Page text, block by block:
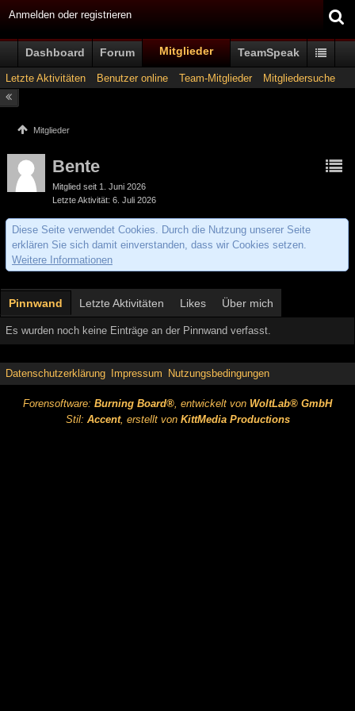
Anmelden oder registrieren
Dashboard Forum Mitglieder TeamSpeak
Letzte Aktivitäten Benutzer online Team-Mitglieder Mitgliedersuche
Mitglieder
Bente
Mitglied seit 1. Juni 2026
Letzte Aktivität 6. Juli 2026
Diese Seite verwendet Cookies. Durch die Nutzung unserer Seite
erklären Sie sich damit einverstanden, dass wir Cookies setzen.
Weitere Informationen
Pinnwand Letzte Aktivitäten Likes Über mich
Es wurden noch keine Einträge an der Pinnwand verfasst.
Datenschutzerklärung Impressum Nutzungsbedingungen
Forensoftware: Burning Board®, entwickelt von WoltLab® GmbH
Stil: Accent, erstellt von KittMedia Productions